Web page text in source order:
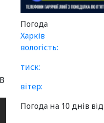
Погода
Харків
вологість:
тиск:
вітер:
Погода на 10 днів від